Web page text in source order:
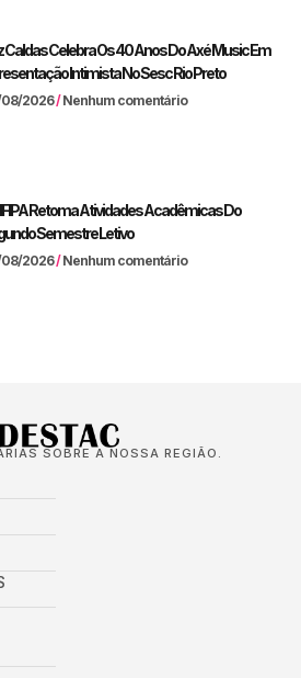
Caldas Celebra Os 40 Anos Do Axé Music Em
Intimista No Sesc Rio Preto
2026 Nenhum comentário
Retoma Atividades Acadêmicas Do
Semestre Letivo
2026 Nenhum comentário
SOBRE A NOSSA REGIÃO.